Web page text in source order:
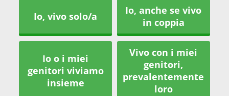
Io, vivo solo/a
Io, anche se vivo
in coppia
Io o i miei
genitori viviamo
insieme
Vivo con i miei
genitori,
prevalentemente
loro